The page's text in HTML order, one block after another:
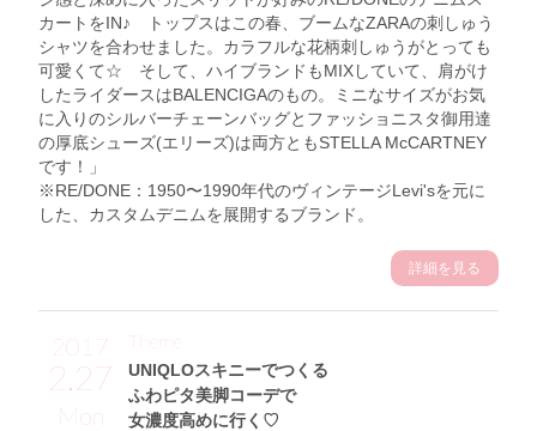
カートをIN♪ トップスはこの春、ブームなZARAの刺しゅう
シャツを合わせました。カラフルな花柄刺しゅうがとっても
可愛くて☆ そして、ハイブランドもMIXしていて、肩がけ
したライダースはBALENCIGAのもの。ミニなサイズがお気
に入りのシルバーチェーンバッグとファッショニスタ御用達
の厚底シューズ(エリーズ)は両方ともSTELLA McCARTNEY
です！」
※RE/DONE：1950〜1990年代のヴィンテージLevi'sを元に
した、カスタムデニムを展開するブランド。
詳細を見る
2017
2.27
Mon
UNIQLOスキニーでつくる
ふわピタ美脚コーデで
女濃度高めに行く♡
Theme